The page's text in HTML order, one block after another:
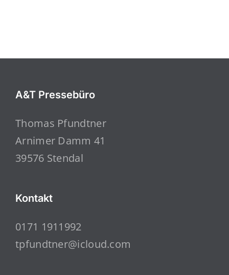
A&T Pressebüro
Thomas Pfundtner
Arnimer Damm 41
39576 Stendal
Kontakt
0171 1911992
tpfundtner@icloud.com